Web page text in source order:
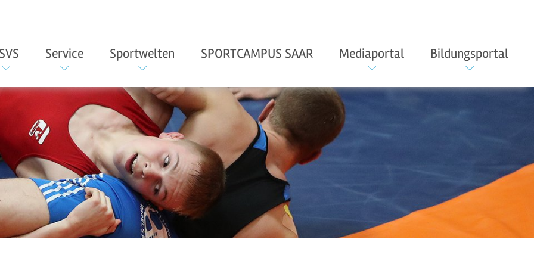
Service Sportwelten SPORTCAMPUS SAAR Mediaportal Bildungsportal